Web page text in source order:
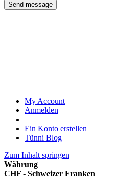
Send message
My Account
Anmelden
Ein Konto erstellen
Tünni Blog
Zum Inhalt springen
Währung
CHF - Schweizer Franken